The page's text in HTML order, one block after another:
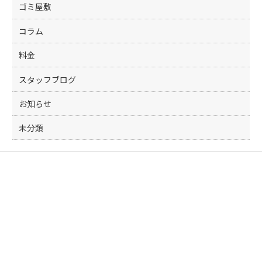
ゴミ屋敷
コラム
料金
スタッフブログ
お知らせ
未分類